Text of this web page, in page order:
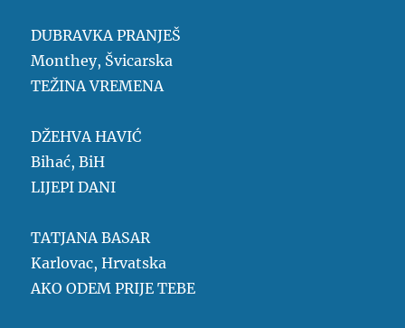
DUBRAVKA PRANJEŠ
Monthey, Švicarska
TEŽINA VREMENA
DŽEHVA HAVIĆ
Bihać, BiH
LIJEPI DANI
TATJANA BASAR
Karlovac, Hrvatska
AKO ODEM PRIJE TEBE